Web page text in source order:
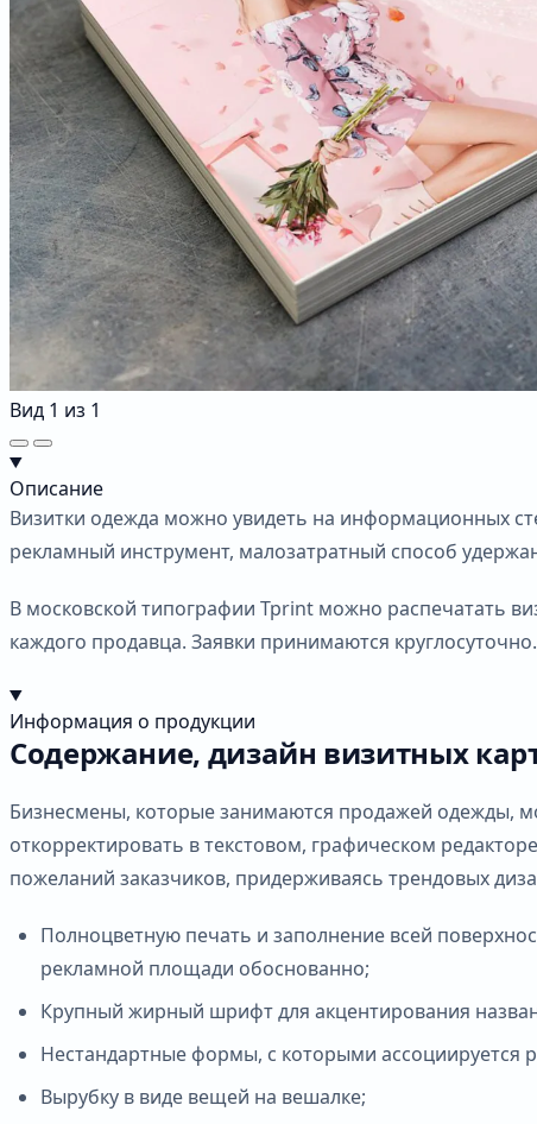
Вид 1 из 1
Описание
Визитки одежда можно увидеть на информационных
рекламный инструмент, малозатратный способ
В московской типографии Tprint можно распечатать
каждого продавца. Заявки принимаются
Информация о продукции
Содержание, дизайн визитных
Бизнесмены, которые занимаются продажей одежды,
откорректировать в текстовом, графическом
пожеланий заказчиков, придерживаясь трендовых
Полноцветную печать и заполнение всей
рекламной площади обоснованно;
Крупный жирный шрифт для акцентирования
Нестандартные формы, с которыми
Вырубку в виде вещей на вешалке;